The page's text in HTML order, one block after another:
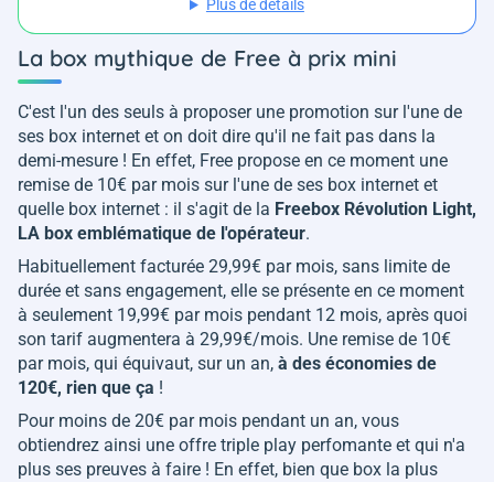
Plus de détails
La box mythique de Free à prix mini
C'est l'un des seuls à proposer une promotion sur l'une de
ses box internet et on doit dire qu'il ne fait pas dans la
demi-mesure ! En effet, Free propose en ce moment une
remise de 10€ par mois sur l'une de ses box internet et
quelle box internet : il s'agit de la Freebox Révolution Light,
LA box emblématique de l'opérateur.
Habituellement facturée 29,99€ par mois, sans limite de
durée et sans engagement, elle se présente en ce moment
à seulement 19,99€ par mois pendant 12 mois, après quoi
son tarif augmentera à 29,99€/mois. Une remise de 10€
par mois, qui équivaut, sur un an, à des économies de
120€, rien que ça !
Pour moins de 20€ par mois pendant un an, vous
obtiendrez ainsi une offre triple play perfomante et qui n'a
plus ses preuves à faire ! En effet, bien que box la plus